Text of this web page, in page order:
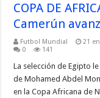
COPA DE
Camerún
Futbol Mundial 21
0
141
La selección de Egipto
de Mohamed Abdel
en la Copa Africana de